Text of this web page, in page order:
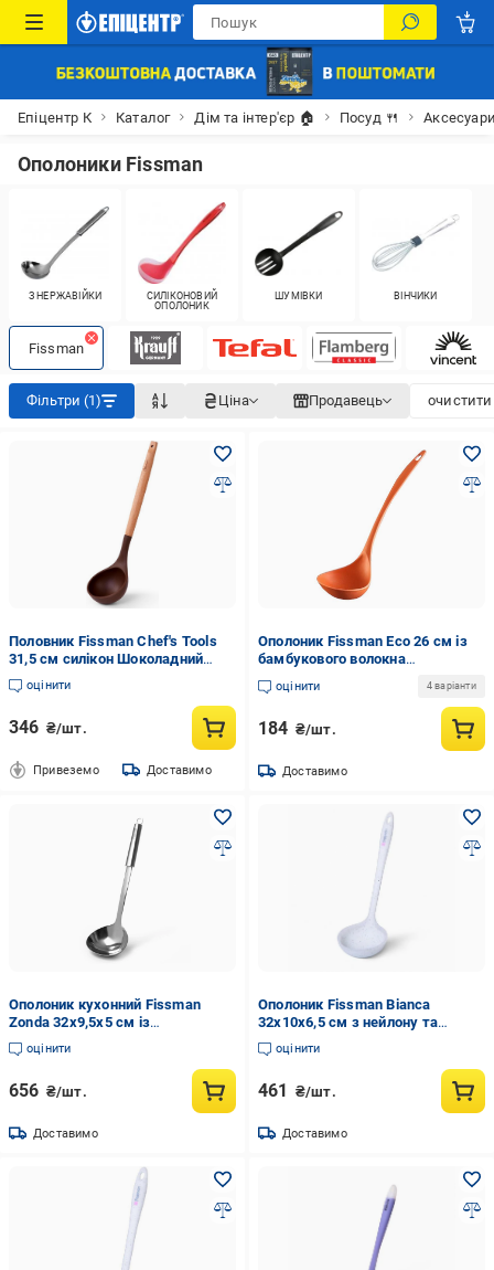
Епіцентр К Каталог Дім та інтер'єр 🏠 Посуд 🍴
Ополоники Fissman
З НЕРЖАВІЙКИ
СИЛІКОНОВИЙ
ОПОЛОНИК
ШУМІВКИ ВІНЧИКИ
Fissman
Фільтри (1) Ціна Продавець очистити
Половник Fissman Chef's Tools
31,5 см силікон Шоколадний
(FN-1457)
оцінити
346 ₴/шт.
Привеземо Доставимо
Ополоник Fissman Eco 26 см із
бамбукового волокна
Оранжевий (TL-1400.2.SL)
оцінити 4 варіанти
184 ₴/шт.
Доставимо
Ополоник кухонний Fissman
Zonda 32x9,5x5 см із
нержавіючої сталі (1231)
оцінити
656 ₴/шт.
Доставимо
Ополоник Fissman Bianca
32x10x6,5 см з нейлону та
силікону (1446)
оцінити
461 ₴/шт.
Доставимо